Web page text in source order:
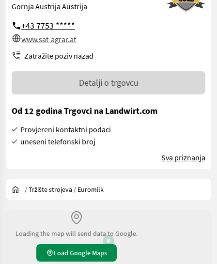
Gornja Austrija Austrija
+43 7753 *****
www.sat-agrar.at
Zatražite poziv nazad
Detalji o trgovcu
Od 12 godina Trgovci na Landwirt.com
Provjereni kontaktni podaci
uneseni telefonski broj
Sva priznanja
/Tržište strojeva / Euromilk
Loading the map will send data to Google.
Load Google Maps